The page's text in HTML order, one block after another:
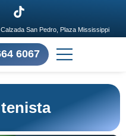
San Pedro, Plaza Mississippi
6067